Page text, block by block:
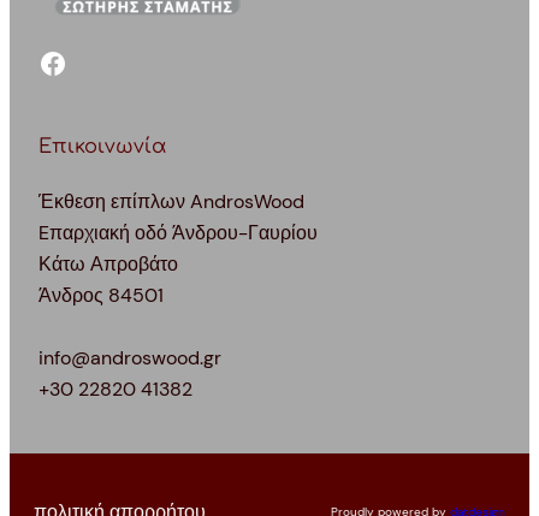
facebook
Επικοινωνία
Έκθεση επίπλων AndrosWood
Eπαρχιακή οδό Άνδρου-Γαυρίου
Κάτω Απροβάτο
Άνδρος 84501
info@androswood.gr
+30 22820 41382
Proudly powered by datdesign